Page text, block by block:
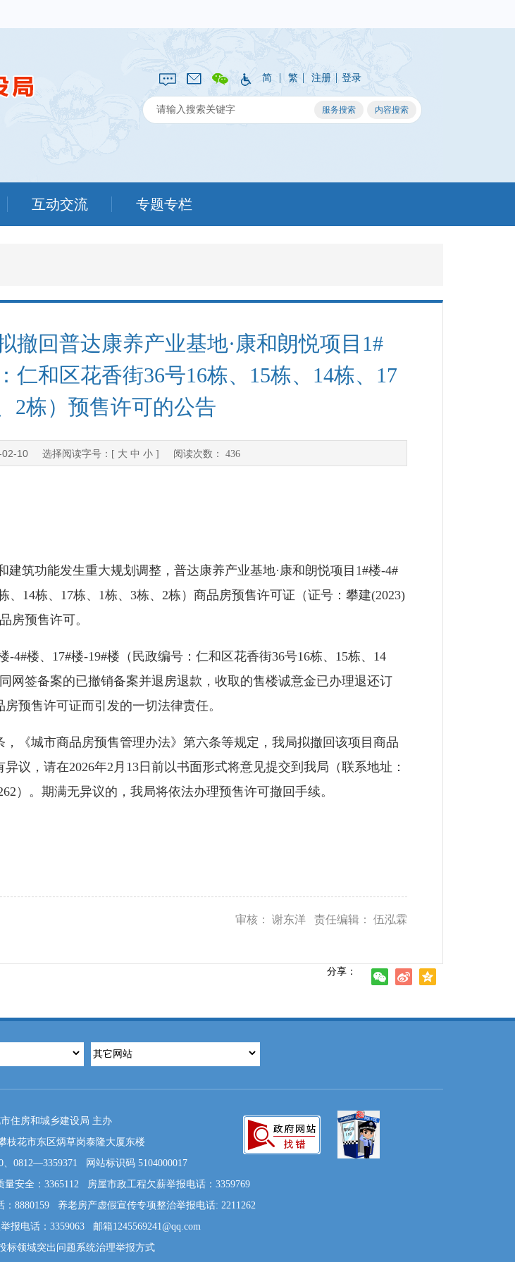
简 | 繁 | 注册 | 登录
互动交流 专题专栏
撤回普达康养产业基地·康和朗悦项目1#
仁和区花香街36号16栋、15栋、14栋、17
2栋）预售许可的公告
02-10选择阅读字号：[ 大 中 小] 阅读次数： 436
功能发生重大规划调整，普达康养产业基地·康和朗悦项目1#楼-4#
、14栋、17栋、1栋、3栋、2栋）商品房预售许可证（证号：攀建(2023)
房预售许可。
楼、17#楼-19#楼（民政编号：仁和区花香街36号16栋、15栋、14
网签备案的已撤销备案并退房退款，收取的售楼诚意金已办理退还订
预售许可证而引发的一切法律责任。
城市商品房预售管理办法》第六条等规定，我局拟撤回该项目商品
议，请在2026年2月13日前以书面形式将意见提交到我局（联系地址：
）。期满无异议的，我局将依法办理预售许可撤回手续。
审核： 谢东洋 责任编辑： 伍泓霖
分享：
住房和城乡建设局 主办
枝花市东区炳草岗泰隆大厦东楼
、0812—3359371 网站标识码 5104000017
安全：3365112 房屋市政工程欠薪举报电话：3359769
8880159 养老房产虚假宣传专项整治举报电话: 2211262
报电话：3359063 邮箱1245569241@qq.com
标领域突出问题系统治理举报方式